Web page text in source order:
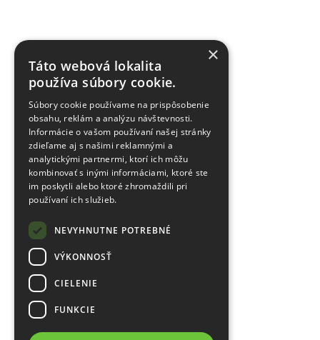
×
Táto webová lokalita
používa súbory cookie.
Súbory cookie používame na prispôsobenie
obsahu, reklám a analýzu návštevnosti.
Informácie o vašom používaní našej stránky
zdieľame aj s našimi reklamnými a
analytickými partnermi, ktorí ich môžu
kombinovať s inými informáciami, ktoré ste
im poskytli alebo ktoré zhromaždili pri
používaní ich služieb.
NEVYHNUTNE POTREBNÉ
VÝKONNOSŤ
CIELENIE
FUNKCIE